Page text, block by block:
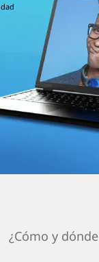
¿Cómo y